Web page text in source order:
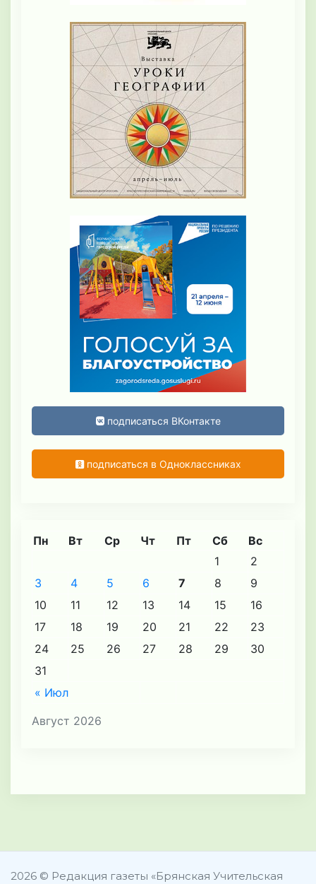
подписаться ВКонтакте
подписаться в Одноклассниках
Август 2026
Пн Вт Ср Чт Пт Сб Вс
« Июл
1
2
3
4 5 6 7 8
9
10
11 12 13 14 15
16
17
18 19 20 21 22
23
24
25 26 27 28 29
30
31
2026 © Редакция газеты «Брянская Учительская